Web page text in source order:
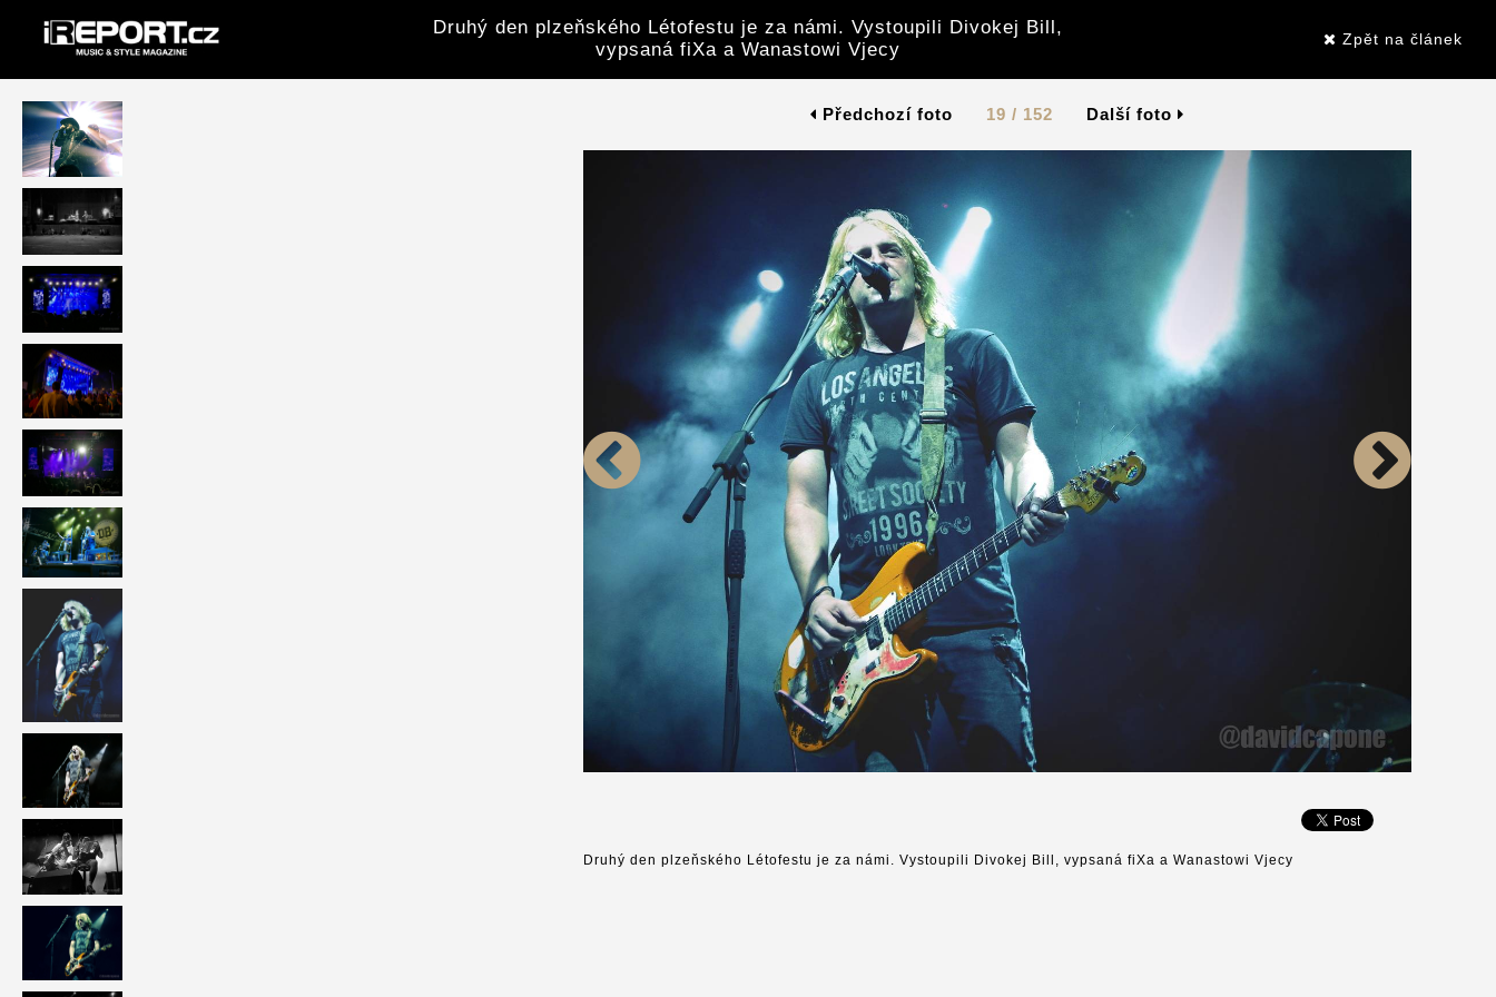
Druhý den plzeňského Létofestu je za námi. Vystoupili Divokej Bill,
vypsaná fiXa a Wanastowi Vjecy
Zpět na článek
Předchozí foto 19 / 152 Další foto
Druhý den plzeňského Létofestu je za námi. Vystoupili Divokej Bill, vypsaná fiXa a Wanastowi Vjecy